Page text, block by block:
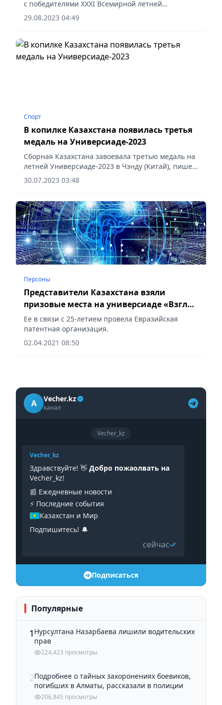
с победителями ХХХI Всемирной летней
Универсиады, прошедшей с 28 июля по 8 августа
в китайском городе Чэнду.
29.08.2023 04:49
Спорт
В копилке Казахстана появилась третья
медаль на Универсиаде-2023
Сборная Казахстана завоевала третью медаль на
летней Универсиаде-2023 в Чэнду (Китай), пишет
Sports.kz.
30.07.2023 03:48
Персоны
Представители Казахстана взяли
призовые места на универсиаде «Взгляд
в будущее»
Ее в связи с 25-летием провела Евразийская
патентная организация.
02.04.2021 08:50
A Vecher.kz
канал
Vecher_kz
Vecher_kz
Здравствуйте! 👋 Добро пожаолвать на
Vecher_kz!
📰 Ежедневные новости
⚡️ Последние события
Казахстан и Мир
Подпишитесь! 🔔
сейчас
Подписаться
Популярные
1 Нурсултана Назарбаева лишили водительских
прав
224,423 просмотры
2Подробнее о тайных захоронениях боевиков,
погибших в Алматы, рассказали в полиции
206,845 просмотры